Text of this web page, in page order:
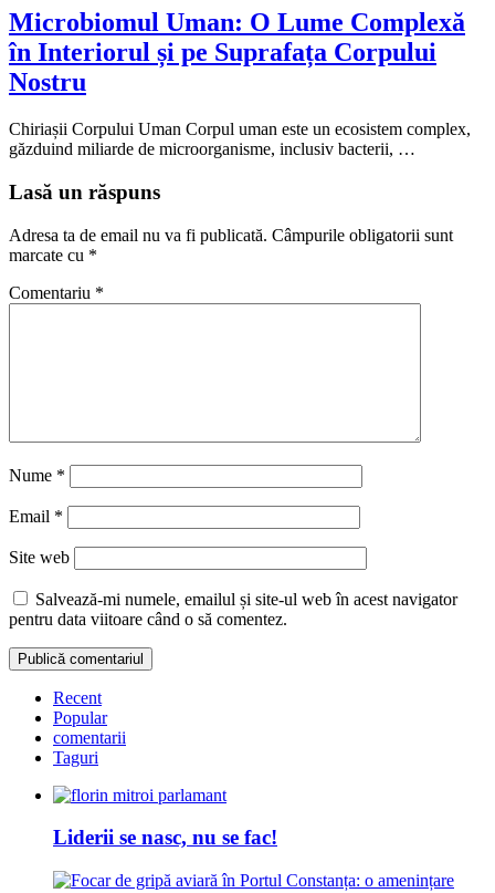
Microbiomul Uman: O Lume Complexă
în Interiorul și pe Suprafața Corpului
Nostru
Chiriașii Corpului Uman Corpul uman este un ecosistem complex,
găzduind miliarde de microorganisme, inclusiv bacterii, …
Lasă un răspuns
Adresa ta de email nu va fi publicată. Câmpurile obligatorii sunt
marcate cu *
Comentariu *
Nume *
Email *
Site web
Salvează-mi numele, emailul și site-ul web în acest navigator
pentru data viitoare când o să comentez.
Recent
Popular
comentarii
Taguri
Liderii se nasc, nu se fac!